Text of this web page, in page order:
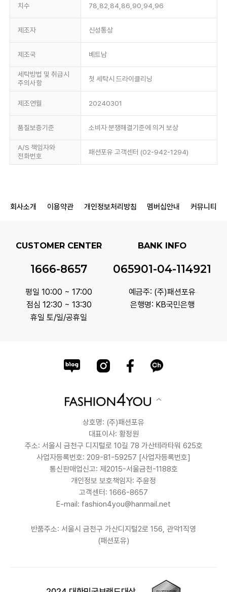
치수 78,82,84,86,90,94,96
제조자 신성통상
제조국 베트남
세탁방법 및 취급시
주의사항
첫 세탁시 드라이클리닝
제조연월 20240301
품질보증기준 소비자 분쟁해결기준에 의거 보상
A/S 책임자와
전화번호
패션포유 고객센터 (02-942-1294)
회사소개 이용약관 개인정보처리방침 멤버십안내 커뮤니티
CUSTOMER CENTER
1666-8657
평일 10:00 ~ 17:00
점심 12:30 ~ 13:30
휴일 토/일/공휴일
BANK INFO
065901-04-114921
예금주: (주)패션포유
은행명: KB국민은행
상호명: (주)패션포유
대표이사: 황정원
주소: 서울시 금천구 디지털로 10길 78 가산테라타워 625호
사업자등록번호: 209-81-59257 [사업자등록번호]
통신판매업신고: 제2015-서울금천-1188호
개인정보 보호책임자: 주윤정
고객센터: 1666-8657
E-mail: fashion4you@hanmail.net
반품주소: 서울시 금천구 가산디지털2로 156, 관악1직영
(패션포유)